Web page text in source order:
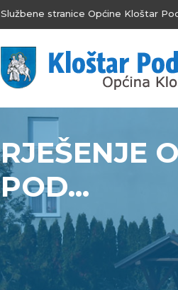
Službene stranice Općine Kloštar
RJEŠENJE
POD...